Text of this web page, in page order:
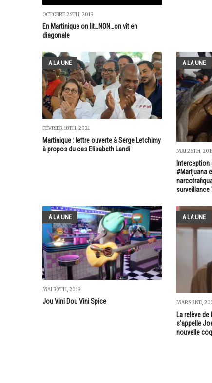
OCTOBRE 26TH, 2019
En Martinique on lit…NON…on vit en
diagonale
A LA UNE
FÉVRIER 18TH, 2021
Martinique : lettre ouverte à Serge Letchimy
à propos du cas Elisabeth Landi
A LA UNE
MAI 26TH,
Interception
#Marijuana
surveillance
A LA UNE
MAI 30TH, 2019
Jou Vini Dou Vini Spice
A LA UNE
MARS 2ND,
La relève de
s'appelle
nouvelle